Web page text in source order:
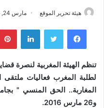
هيئة تحرير الموقع مارس 24, 2016
فيسبوك تويتر لينكدإن
تنظم الهيئة المغربية لنصرة
لطلبة المغرب فعاليات
المغاربة.. الحق المنسي "
و26 مارس 2016
.